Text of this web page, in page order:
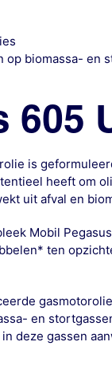
op biomassa- en
605
is
heeft om
uit afval en
Mobil
ten
en
deze gassen